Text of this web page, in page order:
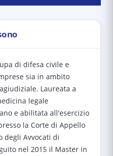
di difesa civile e
sia in ambito
Laureata a
legale
e abilitata all'esercizio
la Corte di Appello
degli Avvocati di
nel 2015 il Master in